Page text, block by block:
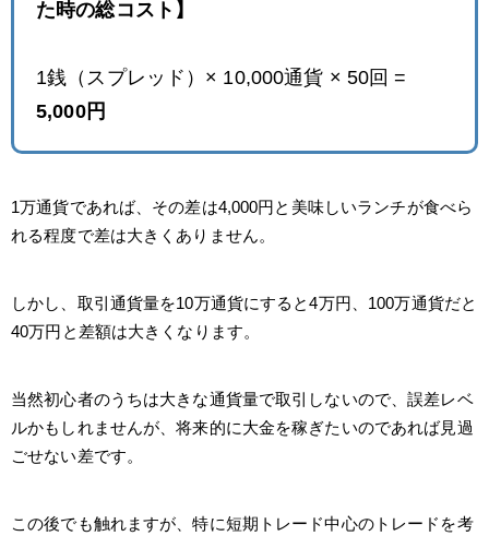
た時の総コスト】
1銭（スプレッド）× 10,000通貨 × 50回 =
5,000円
1万通貨であれば、その差は4,000円と美味しいランチが食べら
れる程度で差は大きくありません。
しかし、取引通貨量を10万通貨にすると4万円、100万通貨だと
40万円と差額は大きくなります。
当然初心者のうちは大きな通貨量で取引しないので、誤差レベ
ルかもしれませんが、将来的に大金を稼ぎたいのであれば見過
ごせない差です。
この後でも触れますが、特に短期トレード中心のトレードを考